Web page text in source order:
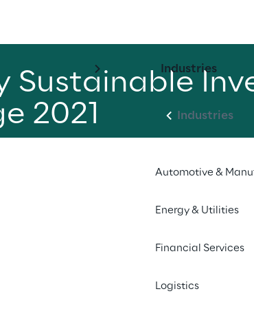
Industries
Industries
Automotive &
Energy & Utilities
Financial Services
Logistics
Sustainable
2021
Reply und der Banca Generali, in